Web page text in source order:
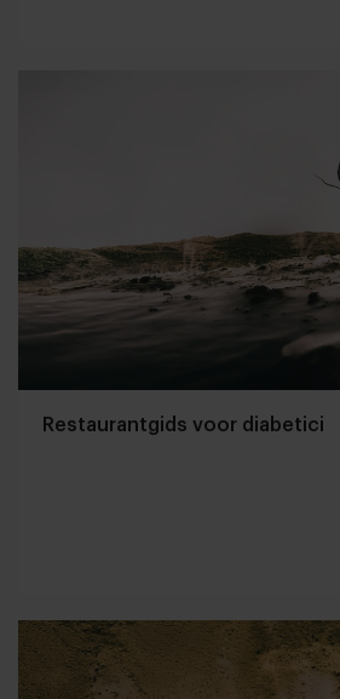
Restaurantgids voor diabetici